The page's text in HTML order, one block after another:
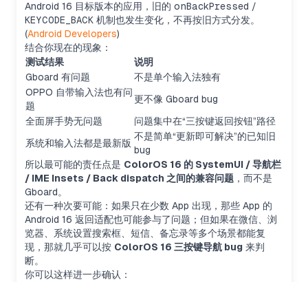
Android 16 目标版本的应用，旧的 onBackPressed /
KEYCODE_BACK 机制也发生变化，不再按旧方式分发。
(Android Developers)
结合你现在的现象：
测试结果
说明
Gboard 有问题
不是单个输入法独有
OPPO 自带输入法也有问
题
更不像 Gboard bug
全面屏手势无问题
问题集中在“三按键返回按钮”路径
系统和输入法都是最新版
不是简单“更新即可解决”的已知旧
bug
所以最可能的责任点是 ColorOS 16 的 SystemUI / 导航栏
/ IME Insets / Back dispatch 之间的兼容问题 ，而不是
Gboard。
还有一种次要可能：如果只在少数 App 出现，那些 App 的
Android 16 返回适配也可能参与了问题；但如果在微信、浏
览器、系统设置搜索框、短信、备忘录等多个场景都能复
现，那就几乎可以按 ColorOS 16 三按键导航 bug 来判
断。
你可以这样进一步确认：